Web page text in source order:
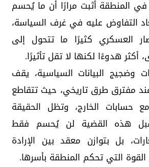
في المنطقة أثبت مرارًا أن ما يُحسم
التفاوض عليه في غرف السياسة،
العسكري كثيرًا ما تتحول إلى
أكثر هدوءًا لكنها لا تقل تأثيرًا.
وضجيج البيانات السياسية، يقف
مفترق طرق تاريخي، حيث تتقاطع
حسابات الخارج، وتظل الحقيقة
هذه القضية لن يُحسم فقط
بل بتوازن معقد بين الإرادة
التي تحكم المنطقة بأسرها.